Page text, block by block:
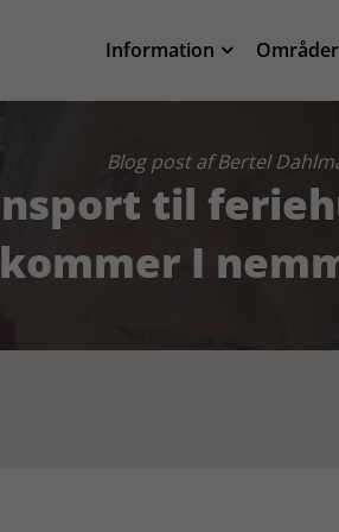
Information Områder
Blog post af Bertel
til
kommer I